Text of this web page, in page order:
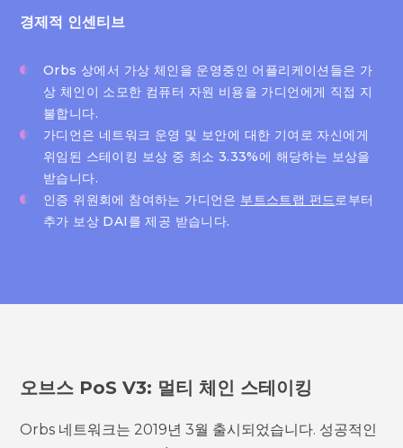
경제적 인센티브
Orbs 상에서 가상 체인을 운영중인 어플리케이션들은 가
상 체인이 소모한 컴퓨터 자원 비용을 가디언에게 직접 지
불합니다.
가디언은 네트워크 운영 및 보안에 대한 기여로 자신에게
위임된 스테이킹 보상 중 최소 3.33%에 해당하는 보상을
받습니다.
인증 위원회에 참여하는 가디언은 부트스트랩 펀드로부터
추가 보상 DAI를 제공 받습니다.
오브스 PoS V3: 멀티 체인 스테이킹
Orbs 네트워크는 2019년 3월 출시되었습니다. 성공적인